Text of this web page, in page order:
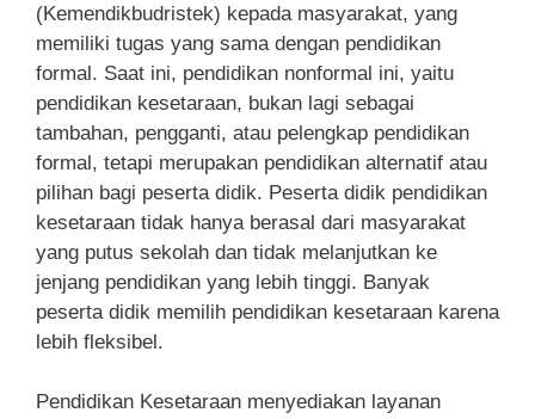
(Kemendikbudristek) kepada masyarakat, yang
memiliki tugas yang sama dengan pendidikan
formal. Saat ini, pendidikan nonformal ini, yaitu
pendidikan kesetaraan, bukan lagi sebagai
tambahan, pengganti, atau pelengkap pendidikan
formal, tetapi merupakan pendidikan alternatif atau
pilihan bagi peserta didik. Peserta didik pendidikan
kesetaraan tidak hanya berasal dari masyarakat
yang putus sekolah dan tidak melanjutkan ke
jenjang pendidikan yang lebih tinggi. Banyak
peserta didik memilih pendidikan kesetaraan karena
lebih fleksibel.
Pendidikan Kesetaraan menyediakan layanan